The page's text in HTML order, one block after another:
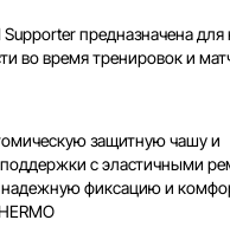
Supporter предназначена
во время тренировок и
защитную чашу и
с эластичными
надежную фиксацию и